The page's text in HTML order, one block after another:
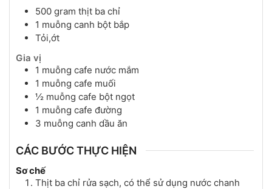
500 gram thịt ba chỉ
1 muỗng canh bột bắp
Tỏi,ớt
Gia vị
1 muỗng cafe nước mắm
1 muỗng cafe muối
½ muỗng cafe bột ngọt
1 muỗng cafe đường
3 muỗng canh dầu ăn
CÁC BƯỚC THỰC HIỆN
Sơ chế
Thịt ba chỉ rửa sạch, có thể sử dụng nước chanh